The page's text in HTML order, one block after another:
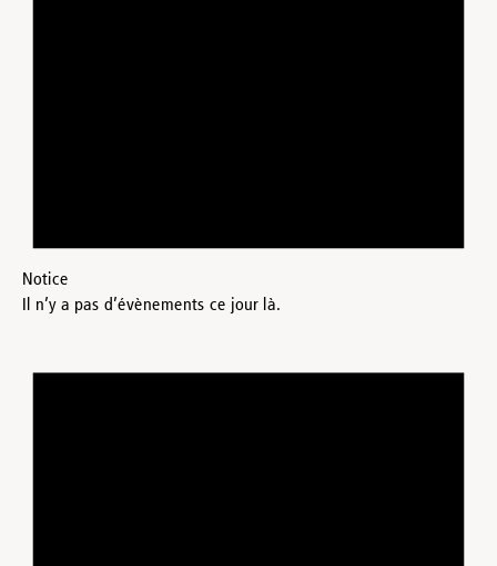
Notice
Il n’y a pas d’évènements ce jour là.